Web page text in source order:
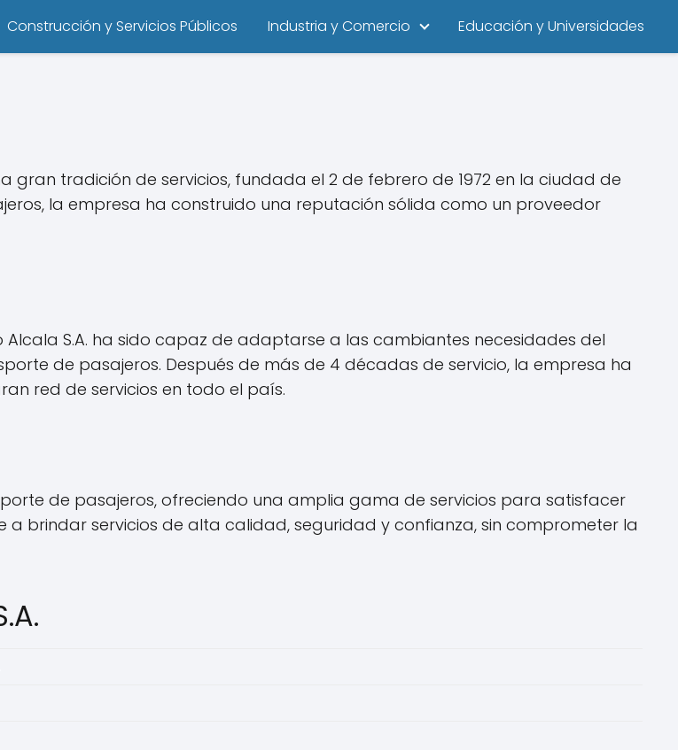
Construcción y Servicios Públicos Industria y Comercio Educación y Universidades
gran tradición de servicios, fundada el 2 de febrero de 1972 en la ciudad de
la empresa ha construido una reputación sólida como un proveedor
S.A. ha sido capaz de adaptarse a las cambiantes necesidades del
de pasajeros. Después de más de 4 décadas de servicio, la empresa ha
red de servicios en todo el país.
de pasajeros, ofreciendo una amplia gama de servicios para satisfacer
a brindar servicios de alta calidad, seguridad y confianza, sin comprometer la